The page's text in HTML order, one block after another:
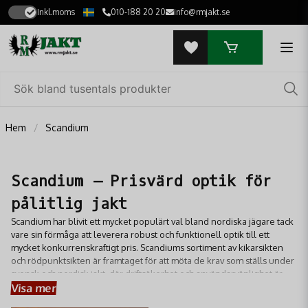
Inkl.moms 010-188 20 20 info@rmjakt.se
Hem Scandium
Scandium – Prisvärd optik för
pålitlig jakt
Scandium har blivit ett mycket populärt val bland nordiska jägare tack
vare sin förmåga att leverera robust och funktionell optik till ett
mycket konkurrenskraftigt pris. Scandiums sortiment av kikarsikten
och rödpunktsikten är framtaget för att möta de krav som ställs under
svensk och nordisk jakt, där driftsäkerhet och användarvänlighet är
avgörande. Oavsett om du är nybörjare eller en erfaren jägare som
Visa mer